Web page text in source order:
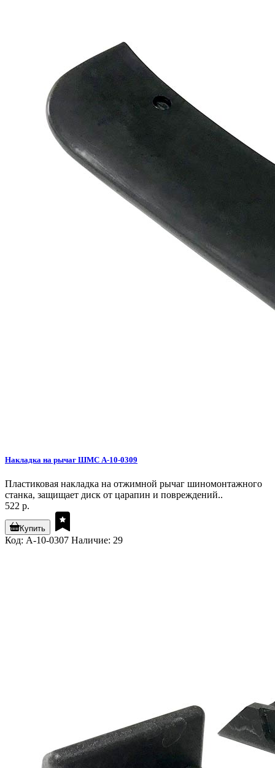
Накладка на рычаг ШМС A-10-0309
Пластиковая накладка на отжимной рычаг шиномонтажного
станка, защищает диск от царапин и повреждений..
522 р.
Купить
Код: A-10-0307 Наличие: 29